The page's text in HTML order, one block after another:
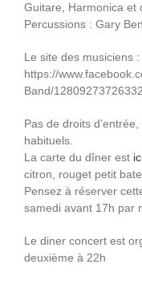
Guitare, Harmonica et
Percussions : Gary
Le site des musiciens :
https://
Band/
Pas de droits
habituels.
La carte du dîner est
citron, rouget petit
Pensez à réserver
samedi avant 17h par
Le diner concert est
deuxième à 22h